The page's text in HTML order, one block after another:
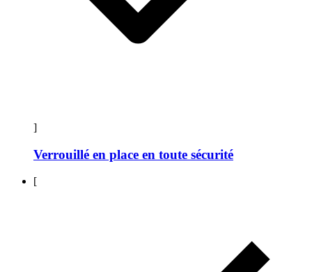
]
Verrouillé en place en toute sécurité
[